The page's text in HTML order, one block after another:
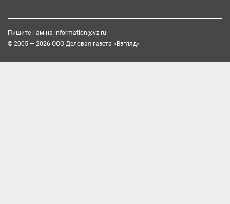
Пишите нам на information@vz.ru
© 2005 — 2026 ООО Деловая газета «Взгляд»